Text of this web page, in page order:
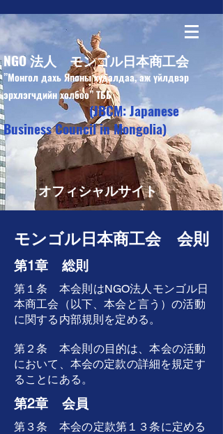
NGO 法人 モンゴル日本商工会
”Монгол дахь Японы худалдаа, аж үйлдвэр
эрхлэгчдийн холбоо” ТББ
(JBCM: Japanese
Business Council in Mongolia)
オフィシャルサイト
モンゴル日本商工会 会則
第1章 総則
第１条 本会則はNGO法人モンゴル日
本商工会（以下、本会と言う）の活動
に関する内部規則を定める。
第２条 本会則の目的は、本会の活動
において、本会の定款の詳細を規定す
ることにある。
第2章 会員
第３条 本会の定款第１３条に定める